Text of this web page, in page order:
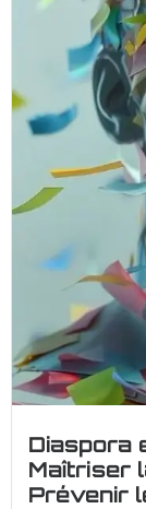
Diaspora
Maîtriser
Prévenir